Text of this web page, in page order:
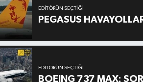
EDITÖRÜN SEÇTIĞI
PEGASUS
EDITÖRÜN SEÇTIĞI
BOEING 737 MAX: